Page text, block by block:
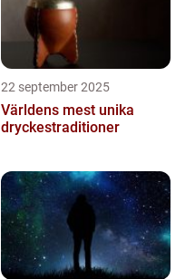
22 september 2025
Världens mest unika
dryckestraditioner